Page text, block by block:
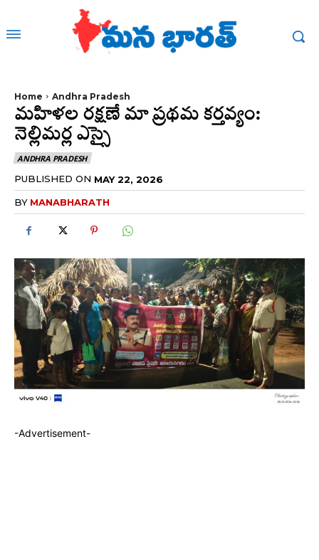
Home Andhra Pradesh
మహిళల రక్షణే మా ప్రథమ కర్తవ్యం:
నెల్లిమర్ల ఎస్సై
ANDHRA PRADESH
PUBLISHED ON MAY 22, 2026
BY MANABHARATH
-Advertisement-